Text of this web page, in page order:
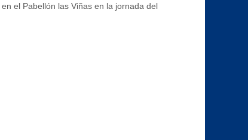
el Pabellón las Viñas en la jornada del